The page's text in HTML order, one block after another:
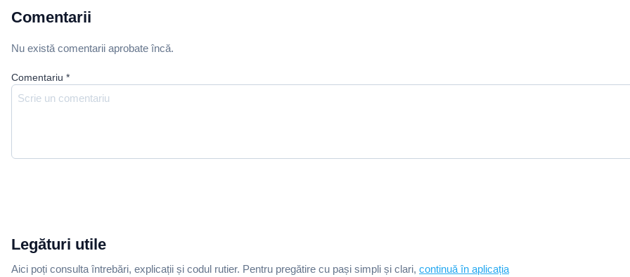
Comentarii
Nu există comentarii aprobate încă.
Comentariu *
Legături utile
Aici poți consulta întrebări, explicații și codul rutier. Pentru pregătire cu pași simpli și clari, continuă în aplicația